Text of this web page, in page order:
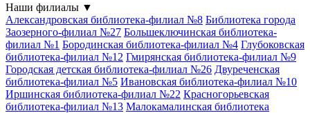
Наши филиалы ▼
Александровская библиотека-филиал №8 Библиотека города
Заозерного-филиал №27 Большеключинская библиотека-
филиал №1 Бородинская библиотека-филиал №4 Глубоковская
библиотека-филиал №12 Гмирянская библиотека-филиал №9
Городская детская библиотека-филиал №26 Двуреченская
библиотека-филиал №5 Ивановская библиотека-филиал №10
Иршинская библиотека-филиал №22 Красногорьевская
библиотека-филиал №13 Малокамалинская библиотека